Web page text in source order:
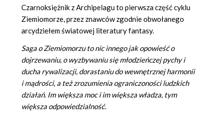
Czarnoksiężnik z Archipelagu to pierwsza część cyklu
Ziemiomorze, przez znawców zgodnie obwołanego
arcydziełem światowej literatury fantasy.
Saga o Ziemiomorzu to nic innego jak opowieść o
dojrzewaniu, o wyzbywaniu się młodzieńczej pychy i
ducha rywalizacji, dorastaniu do wewnętrznej harmonii
i mądrości, a też zrozumienia ograniczoności ludzkich
działań. Im większa moc i im większa władza, tym
większa odpowiedzialność.